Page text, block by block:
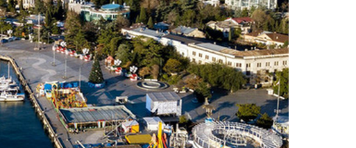
Чрезвычайное Положение И Эвакуация